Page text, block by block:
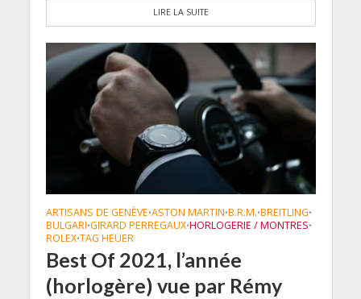
LIRE LA SUITE
ARTISANS DE GENÈVE•ASTON MARTIN•B.R.M.•BREITLING•
BULGARI•GIRARD PERREGAUX•HORLOGERIE / MONTRES•
ROLEX•TAG HEUER
Best Of 2021, l’année
(horlogère) vue par Rémy